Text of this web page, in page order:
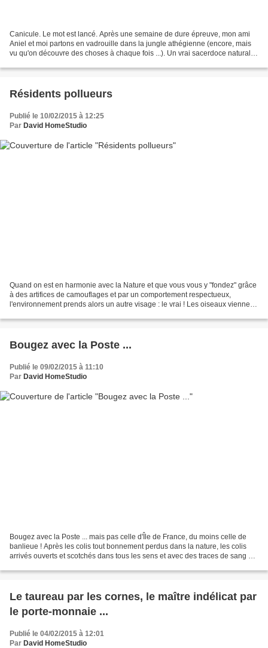
Canicule. Le mot est lancé. Après une semaine de dure épreuve, mon ami
Aniel et moi partons en vadrouille dans la jungle athégienne (encore, mais
vu qu'on découvre des choses à chaque fois ...). Un vrai sacerdoce naturalo-
Résidents pollueurs
Publié le 10/02/2015 à 12:25
Par David HomeStudio
Quand on est en harmonie avec la Nature et que vous vous y "fondez" grâce
à des artifices de camouflages et par un comportement respectueux,
l'environnement prends alors un autre visage : le vrai ! Les oiseaux viennent
Bougez avec la Poste ...
Publié le 09/02/2015 à 11:10
Par David HomeStudio
Bougez avec la Poste ... mais pas celle d'Île de France, du moins celle de
banlieue ! Après les colis tout bonnement perdus dans la nature, les colis
arrivés ouverts et scotchés dans tous les sens et avec des traces de sang à
Le taureau par les cornes, le maître indélicat par
le porte-monnaie ...
Publié le 04/02/2015 à 12:01
Par David HomeStudio